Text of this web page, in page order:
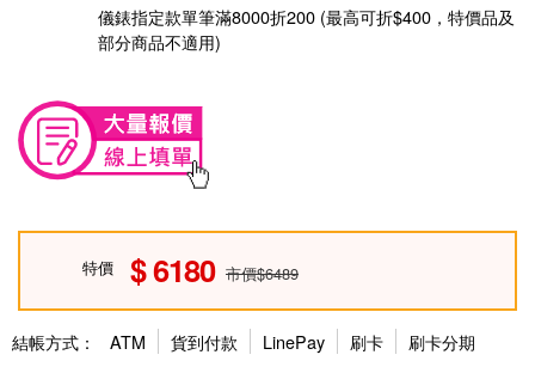
儀錶指定款單筆滿8000折200 (最高可折$400，特價品及
部分商品不適用)
特價 6180 市價$6489
結帳方式： ATM 貨到付款 LinePay 刷卡 刷卡分期